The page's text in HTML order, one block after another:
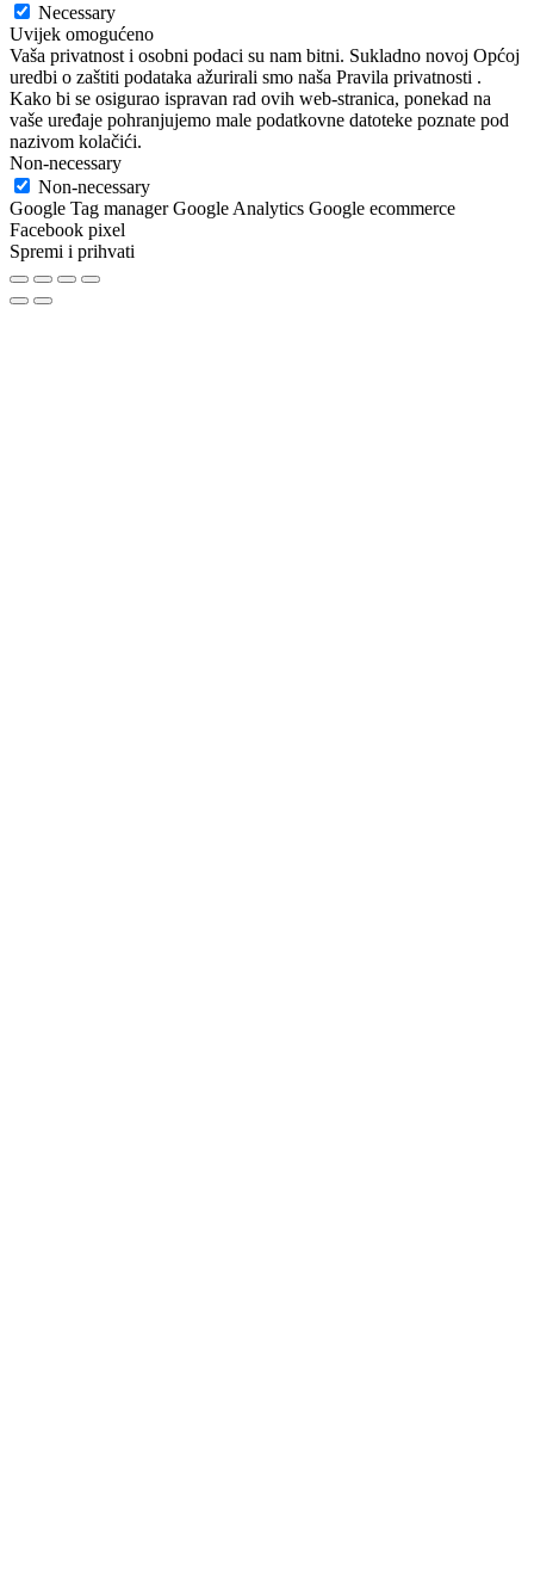
Necessary
Uvijek omogućeno
Vaša privatnost i osobni podaci su nam bitni. Sukladno novoj Općoj
uredbi o zaštiti podataka ažurirali smo naša Pravila privatnosti .
Kako bi se osigurao ispravan rad ovih web-stranica, ponekad na
vaše uređaje pohranjujemo male podatkovne datoteke poznate pod
nazivom kolačići.
Non-necessary
Non-necessary
Google Tag manager Google Analytics Google ecommerce
Facebook pixel
Spremi i prihvati